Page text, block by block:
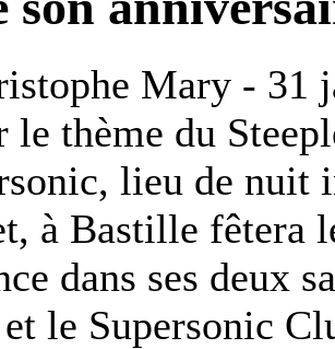
Mary - 31
le thème du
lieu de nuit
à Bastille fêtera
dans ses deux
le Supersonic